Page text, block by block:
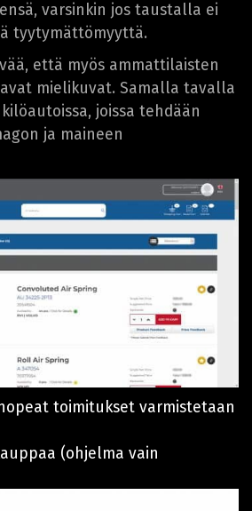
varsinkin jos taustalla ei
tyytymättömyyttä.
että myös ammattilaisten
mielikuvat. Samalla tavalla
joissa tehdään
ja maineen
toimitukset varmistetaan
(ohjelma vain